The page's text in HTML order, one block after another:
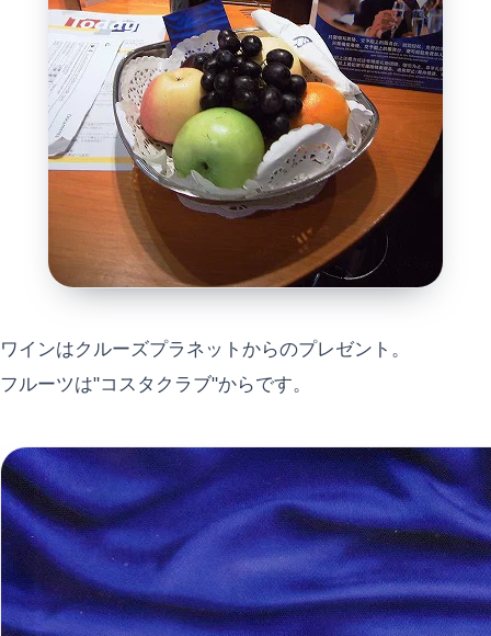
ワインはクルーズプラネットからのプレゼント。
フルーツは"コスタクラブ"からです。